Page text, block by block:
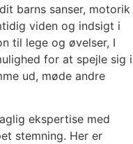
barns sanser, motorik
viden og indsigt i
til lege og øvelser, I
for at spejle sig i
ud, møde andre
ekspertise med
stemning. Her er